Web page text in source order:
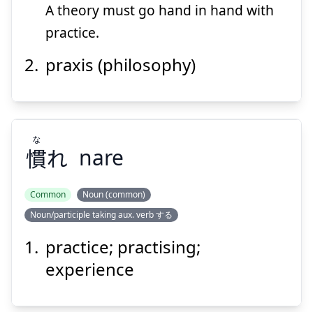
Show answer
Suspend
A theory must go hand in hand with
practice.
praxis (philosophy)
慣
れ
慣れ
な
nare
Common
Noun (common)
Noun/participle taking aux. verb する
practice; practising;
experience